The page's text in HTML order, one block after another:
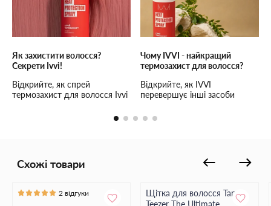
Як захистити волосся?
Секрети Ivvi!
Відкрийте, як спрей
термозахист для волосся Ivvi
від пошкоджень. Ефективний
Чому IVVI - найкращий
термозахист для волосся?
Відкрийте, як IVVI
перевершує інші засоби
волоссю максимальний
Схожі товари
2 відгуки
Щітка для волосся Tangle
Teezer The Ultimate